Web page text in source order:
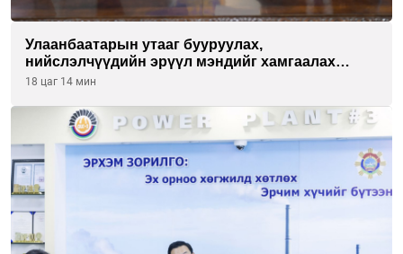
Улаанбаатарын утааг бууруулах,
нийслэлчүүдийн эрүүл мэндийг хамгаалах
төслийг “Чингис хаан баялгийн сан нэгдэл” ХХК-
18 цаг 14 мин